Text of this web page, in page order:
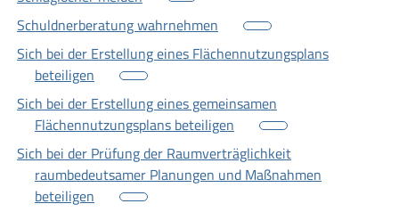
Schuldnerberatung wahrnehmen
Sich bei der Erstellung eines Flächennutzungsplans
beteiligen
Sich bei der Erstellung eines gemeinsamen
Flächennutzungsplans beteiligen
Sich bei der Prüfung der Raumverträglichkeit
raumbedeutsamer Planungen und Maßnahmen
beteiligen